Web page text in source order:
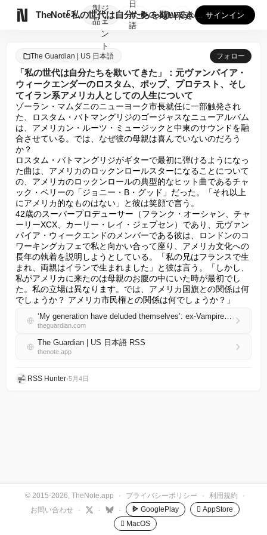
TheNote
製
品
ジ
ェ
ン
ト
「私の世代は自分たちを欺いてきた」：元ヴァンパイア・ウィーク...
日
本
語
GooglePlay
AppStore サインイン
The Guardian | US 日本語 フォロー
「私の世代は自分たちを欺いてきた」：元ヴァンパイア・
ウィークエンダーのロスタム、ポップ、プロテスト、そし
てイラン系アメリカ人としての人生について
ゾーラン・マムダニのニューヨーク市長就任に一部触発され
た、ロスタム・バトマングリジのゴージャスなニューアルバム
は、アメリカン・ルーツ・ミュージックと中東のサウンドを融
合させている。では、なぜ彼の母親は喜んでいないのだろう
か？
ロスタム・バトマングリジがギターで最初に弾けるようになっ
た曲は、アメリカのロックンロールスターになることについて
の、アメリカのロックンロールの典型的なヒット曲であるチャ
ック・ベリーの「ジョニー・B・グッド」だった。「それ以上
にアメリカ的なものはない」と彼は笑顔で言う。
42歳のスーパープロデューサー（フランク・オーシャン、チャ
ーリーXCX、カーリー・レイ・ジェプセン）であり、元ヴァン
パイア・ウィークエンドのメンバーである彼は、ロンドンのコ
ワーキングカフェで私と向かい合って座り、アメリカ文化への
長年の執着を説明しようとしている。「私の兄はフランスで生
まれ、両親はイランで生まれました」と彼は言う。「しかし、
私がアメリカに来たのは母親のお腹の中にいた時が最初でし
た。私の立場は異なります。では、アメリカ国旗との関係は何
でしょうか？ アメリカ市民権との関係は何でしょうか？」
‘My generation have deluded themselves’: ex-Vampire Weekender Rostam on pop, protest and life as an Iranian-American
theguardian.com
The Guardian | US 日本語 RSS
thenote.app
RSS Hunter•5月4日
© 2015-2026, TheNote.app · プライバシーポリシー · 利用規約
·
お問い合わせ
· · · GooglePlay
 AppStore
 MacOS